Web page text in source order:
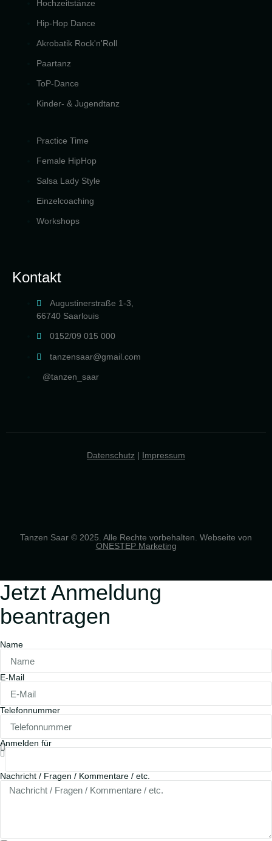
Hochzeitstänze
Hip-Hop Dance
Akrobatik Rock'n'Roll
Paartanz
ToP-Dance
Kinder- & Jugendtanz
Practice Time
Female HipHop
Salsa Lady Style
Einzelcoaching
Workshops
Kontakt
Augustinerstraße 1-3,
66740 Saarlouis
0152/09 015 000
tanzensaar@gmail.com
@tanzen_saar
Tanzen Saar © 2025. Alle Rechte vorbehalten. Webseite von
ONESTEP Marketing
Datenschutz | Impressum
Jetzt Anmeldung
beantragen
Name
E-Mail
Telefonnummer
Anmelden für
Nachricht / Fragen / Kommentare / etc.